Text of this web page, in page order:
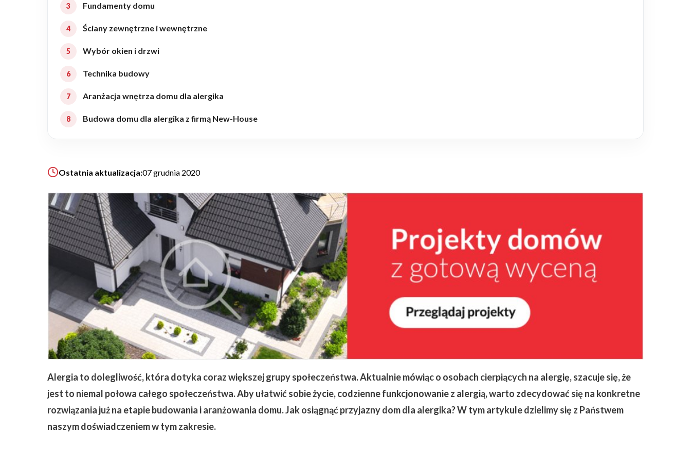
Remonty
Budynki biurowe
Realizacje
Referencje
Ogrody
KALKULATOR BUDOWY
BLOG
O NAS
ZAPISZ SIĘ
Fundamenty domu
Ściany zewnętrzne i wewnętrzne
Wybór okien i drzwi
Technika budowy
Aranżacja wnętrza domu dla alergika
Budowa domu dla alergika z firmą New-House
Ostatnia aktualizacja:07 grudnia 2020
Alergia to dolegliwość, która dotyka coraz większej grupy społeczeństwa. Aktualnie mówiąc o osobach cierpiących na alergię, szacuje się, że
jest to niemal połowa całego społeczeństwa. Aby ułatwić sobie życie, codzienne funkcjonowanie z alergią, warto zdecydować się na konkretne
rozwiązania już na etapie budowania i aranżowania domu. Jak osiągnąć przyjazny dom dla alergika? W tym artykule dzielimy się z Państwem
naszym doświadczeniem w tym zakresie.